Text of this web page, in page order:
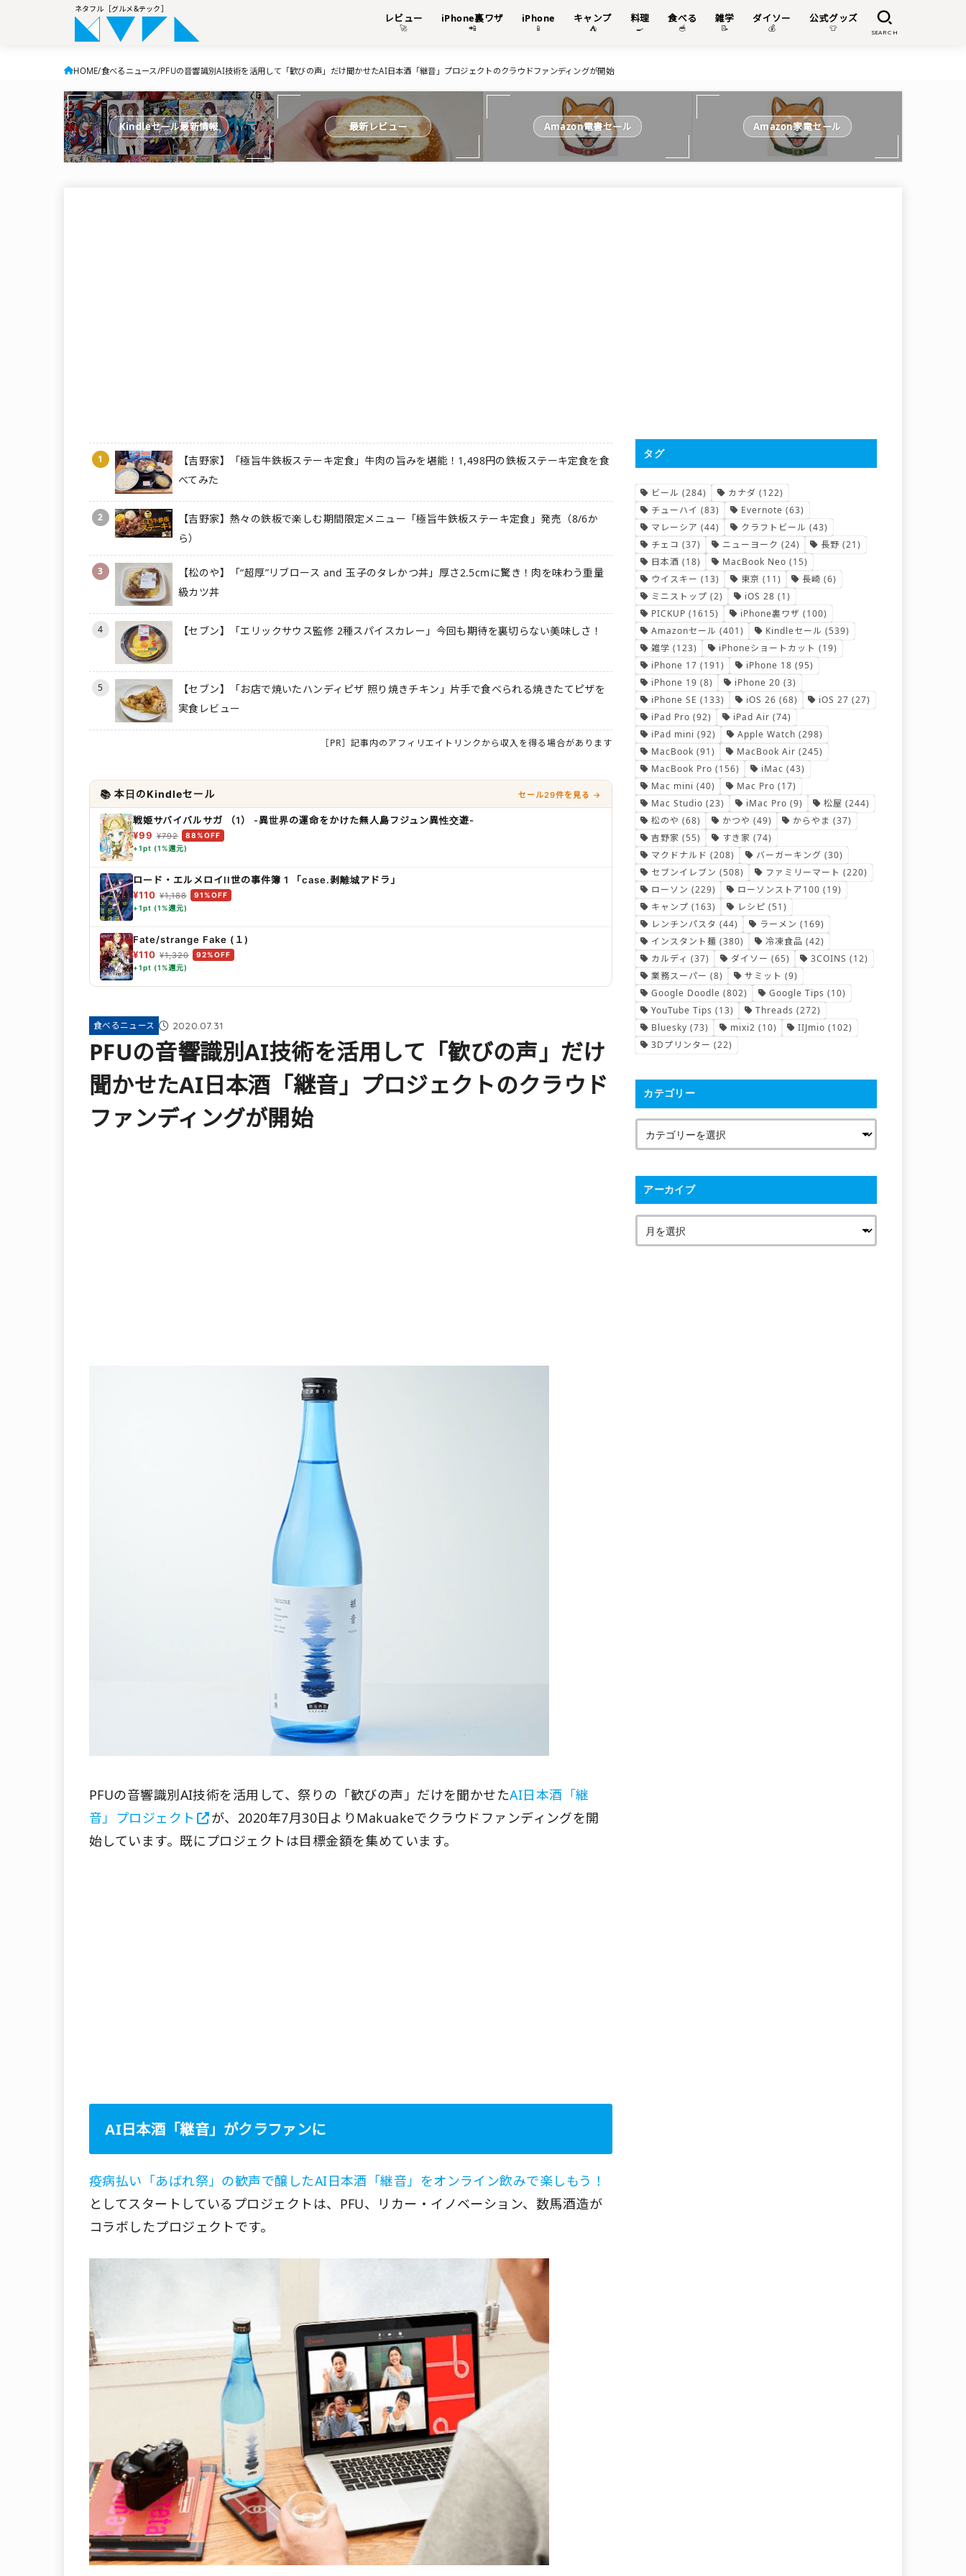
ネタフル［グルメ&テック］
レビュー
🚀
iPhone裏ワザ
📲
iPhone
📱
キャンプ
⛺
料理
🍳
食べる
🥣
雑学
📝
ダイソー
💰
公式グッズ
👕 SEARCH
HOME 食べるニュース PFUの音響識別AI技術を活用して「歓びの声」だけ聞かせたAI日本酒「継音」プロジェクトのクラウドファンディングが開始
Kindleセール最新情報 最新レビュー Amazon電書セール Amazon家電セール
1
【吉野家】「極旨牛鉄板ステーキ定食」牛肉の旨みを堪能！1,498円の鉄板ステーキ定食を食
べてみた
2
【吉野家】熱々の鉄板で楽しむ期間限定メニュー「極旨牛鉄板ステーキ定食」発売（8/6か
ら）
3
【松のや】「“超厚”リブロース and 玉子のタレかつ丼」厚さ2.5cmに驚き！肉を味わう重量
級カツ丼
4 【セブン】「エリックサウス監修 2種スパイスカレー」今回も期待を裏切らない美味しさ！
5
【セブン】「お店で焼いたハンディピザ 照り焼きチキン」片手で食べられる焼きたてピザを
実食レビュー
［PR］記事内のアフィリエイトリンクから収入を得る場合があります
📚 本日のKindleセール セール29件を見る →
戦姫サバイバルサガ （1） -異世界の運命をかけた無人島フジュン異性交遊-
¥99 ¥792
88%OFF
+1pt (1%還元)
ロード・エルメロイII世の事件簿 1 「case.剥離城アドラ」
¥110 ¥1,188
91%OFF
+1pt (1%還元)
Fate/strange Fake (１)
¥110 ¥1,320
92%OFF
+1pt (1%還元)
食べるニュース 2020.07.31
PFUの音響識別AI技術を活用して「歓びの声」だけ
聞かせたAI日本酒「継音」プロジェクトのクラウド
ファンディングが開始
PFUの音響識別AI技術を活用して、祭りの「歓びの声」だけを聞かせたAI日本酒「継
音」プロジェクト
が、2020年7月30日よりMakuakeでクラウドファンディングを開
始しています。既にプロジェクトは目標金額を集めています。
AI日本酒「継音」がクラファンに
疫病払い「あばれ祭」の歓声で醸したAI日本酒「継音」をオンライン飲みで楽しもう！
としてスタートしているプロジェクトは、PFU、リカー・イノベーション、数馬酒造が
コラボしたプロジェクトです。
タグ
ビール (284) カナダ (122)
チューハイ (83) Evernote (63)
マレーシア (44) クラフトビール (43)
チェコ (37) ニューヨーク (24) 長野 (21)
日本酒 (18) MacBook Neo (15)
ウイスキー (13) 東京 (11) 長崎 (6)
ミニストップ (2) iOS 28 (1)
PICKUP (1615) iPhone裏ワザ (100)
Amazonセール (401) Kindleセール (539)
雑学 (123) iPhoneショートカット (19)
iPhone 17 (191) iPhone 18 (95)
iPhone 19 (8) iPhone 20 (3)
iPhone SE (133) iOS 26 (68) iOS 27 (27)
iPad Pro (92) iPad Air (74)
iPad mini (92) Apple Watch (298)
MacBook (91) MacBook Air (245)
MacBook Pro (156) iMac (43)
Mac mini (40) Mac Pro (17)
Mac Studio (23) iMac Pro (9) 松屋 (244)
松のや (68) かつや (49) からやま (37)
吉野家 (55) すき家 (74)
マクドナルド (208) バーガーキング (30)
セブンイレブン (508) ファミリーマート (220)
ローソン (229) ローソンストア100 (19)
キャンプ (163) レシピ (51)
レンチンパスタ (44) ラーメン (169)
インスタント麺 (380) 冷凍食品 (42)
カルディ (37) ダイソー (65) 3COINS (12)
業務スーパー (8) サミット (9)
Google Doodle (802) Google Tips (10)
YouTube Tips (13) Threads (272)
Bluesky (73) mixi2 (10) IIJmio (102)
3Dプリンター (22)
カテゴリー
アーカイブ